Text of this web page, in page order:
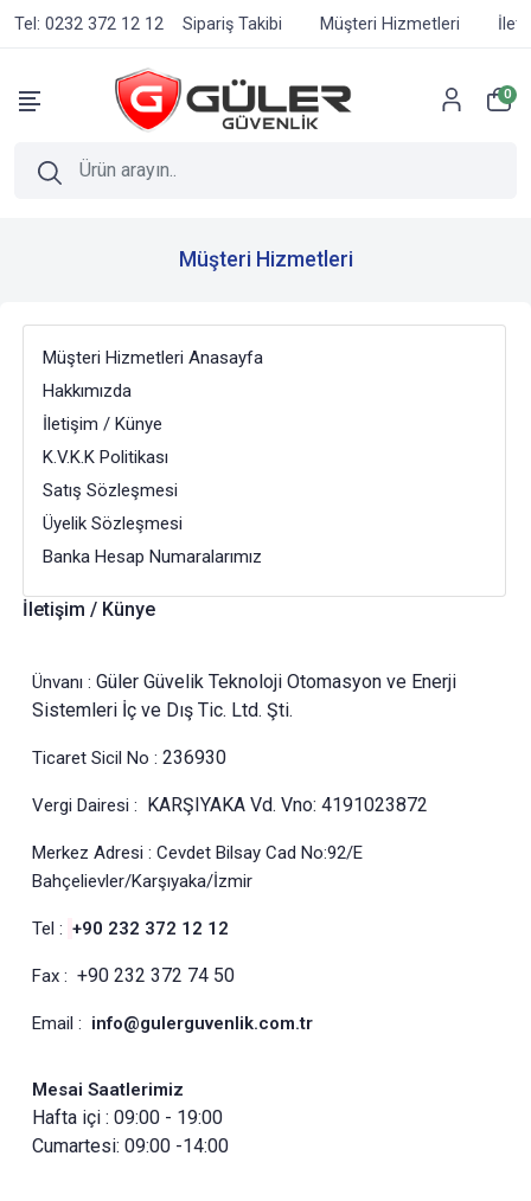
Tel: 0232 372 12 12 Sipariş Takibi Müşteri Hizmetleri
0
Müşteri Hizmetleri
Müşteri Hizmetleri Anasayfa
Hakkımızda
İletişim / Künye
K.V.K.K Politikası
Satış Sözleşmesi
Üyelik Sözleşmesi
Banka Hesap Numaralarımız
İletişim / Künye
Ünvanı : Güler Güvelik Teknoloji Otomasyon ve Enerji
Sistemleri İç ve Dış Tic. Ltd. Şti.
Ticaret Sicil No : 236930
Vergi Dairesi : KARŞIYAKA Vd. Vno: 4191023872
Merkez Adresi : Cevdet Bilsay Cad No:92/E
Bahçelievler/Karşıyaka/İzmir
Tel : +90 232 372 12 12
Fax : +90 232 372 74 50
Email : info@gulerguvenlik.com.tr
Mesai Saatlerimiz
Hafta içi : 09:00 - 19:00
Cumartesi: 09:00 -14:00